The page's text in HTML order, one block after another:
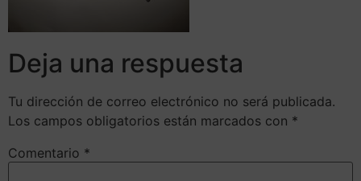
Deja una respuesta
Tu dirección de correo electrónico no será publicada.
Los campos obligatorios están marcados con *
Comentario *